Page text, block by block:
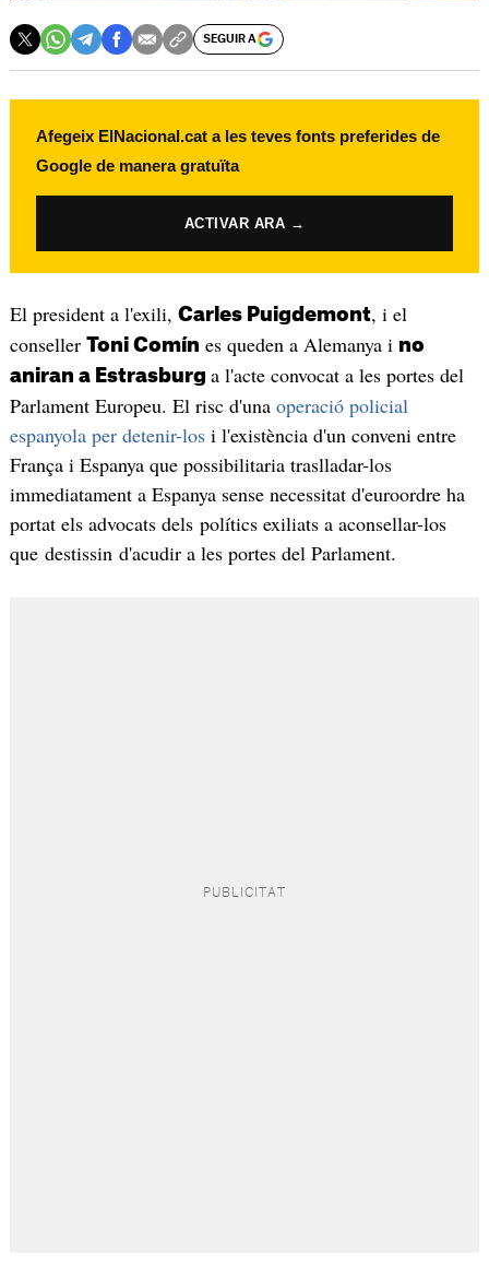
SEGUIR A
Afegeix ElNacional.cat a les teves fonts preferides de
Google de manera gratuïta
ACTIVAR ARA →
El president a l'exili, Carles Puigdemont, i el
conseller Toni Comín es queden a Alemanya i no
aniran a Estrasburg a l'acte convocat a les portes del
Parlament Europeu. El risc d'una operació policial
espanyola per detenir-losi l'existència d'un conveni entre
França i Espanya que possibilitaria traslladar-los
immediatament a Espanya sense necessitat d'euroordre ha
portat els advocats dels polítics exiliats a aconsellar-los
que destissin d'acudir a les portes del Parlament.